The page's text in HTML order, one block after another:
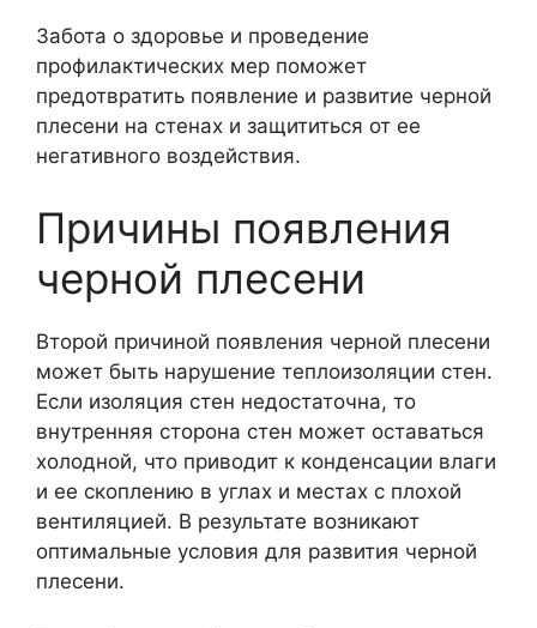
Забота о здоровье и проведение
профилактических мер поможет
предотвратить появление и развитие черной
плесени на стенах и защититься от ее
негативного воздействия.
Причины появления
черной плесени
Второй причиной появления черной плесени
может быть нарушение теплоизоляции стен.
Если изоляция стен недостаточна, то
внутренняя сторона стен может оставаться
холодной, что приводит к конденсации влаги
и ее скоплению в углах и местах с плохой
вентиляцией. В результате возникают
оптимальные условия для развития черной
плесени.